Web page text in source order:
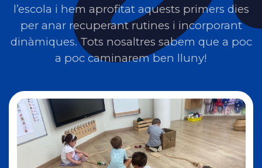
l’escola i hem aprofitat aquests primers dies
per anar recuperant rutines i incorporant
dinàmiques. Tots nosaltres sabem que a poc
a poc caminarem ben lluny!